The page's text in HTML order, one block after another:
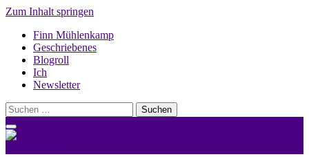
Zum Inhalt springen
Finn Mühlenkamp
Geschriebenes
Blogroll
Ich
Newsletter
Suchen
nach: